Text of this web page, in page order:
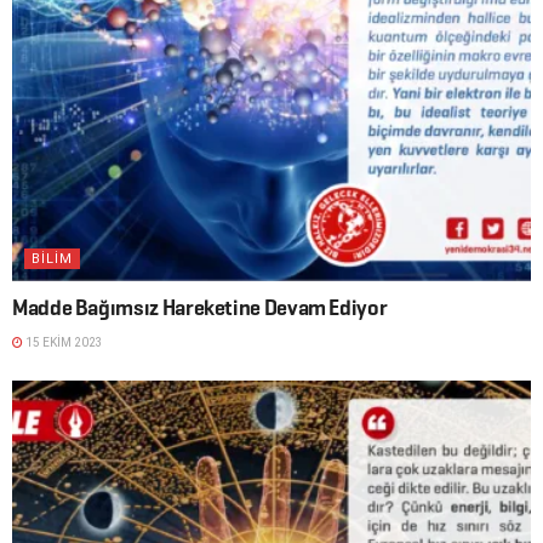
BİLİM
Madde Bağımsız Hareketine Devam Ediyor
15 EKIM 2023